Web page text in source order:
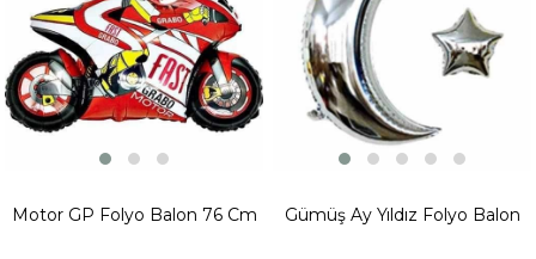
Motor GP Folyo Balon 76 Cm Gümüş Ay Yıldız Folyo Balon